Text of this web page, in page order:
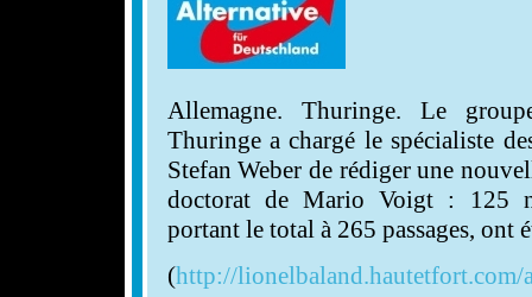
Allemagne. Thuringe. Le
Thuringe a chargé le spécialiste
Stefan Weber de rédiger une
doctorat de Mario Voigt : 125
portant le total à 265 passages, ont
(http://